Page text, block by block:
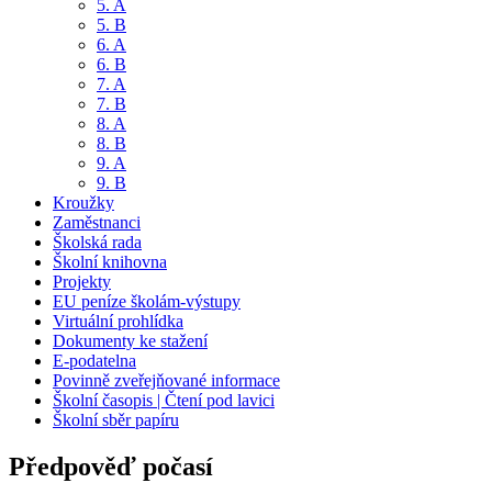
5. A
5. B
6. A
6. B
7. A
7. B
8. A
8. B
9. A
9. B
Kroužky
Zaměstnanci
Školská rada
Školní knihovna
Projekty
EU peníze školám-výstupy
Virtuální prohlídka
Dokumenty ke stažení
E-podatelna
Povinně zveřejňované informace
Školní časopis | Čtení pod lavici
Školní sběr papíru
Předpověď počasí